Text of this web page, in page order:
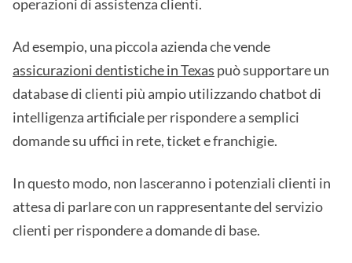
operazioni di assistenza clienti.
Ad esempio, una piccola azienda che vende
assicurazioni dentistiche in Texas può supportare un
database di clienti più ampio utilizzando chatbot di
intelligenza artificiale per rispondere a semplici
domande su uffici in rete, ticket e franchigie.
In questo modo, non lasceranno i potenziali clienti in
attesa di parlare con un rappresentante del servizio
clienti per rispondere a domande di base.